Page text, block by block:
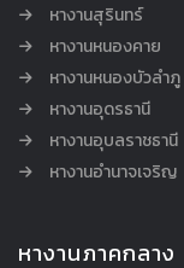
หางานสุรินทร์
หางานหนองคาย
หางานหนองบัวลำภู
หางานอุดรธานี
หางานอุบลราชธานี
หางานอำนาจเจริญ
หางานภาคกลาง